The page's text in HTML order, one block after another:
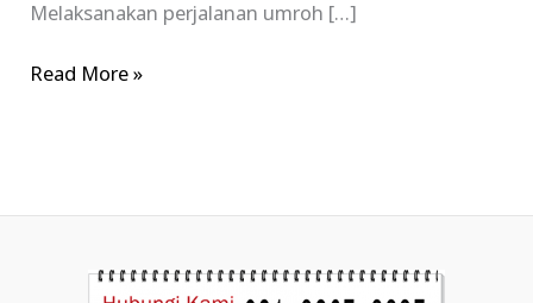
Melaksanakan perjalanan umroh […]
Read More »